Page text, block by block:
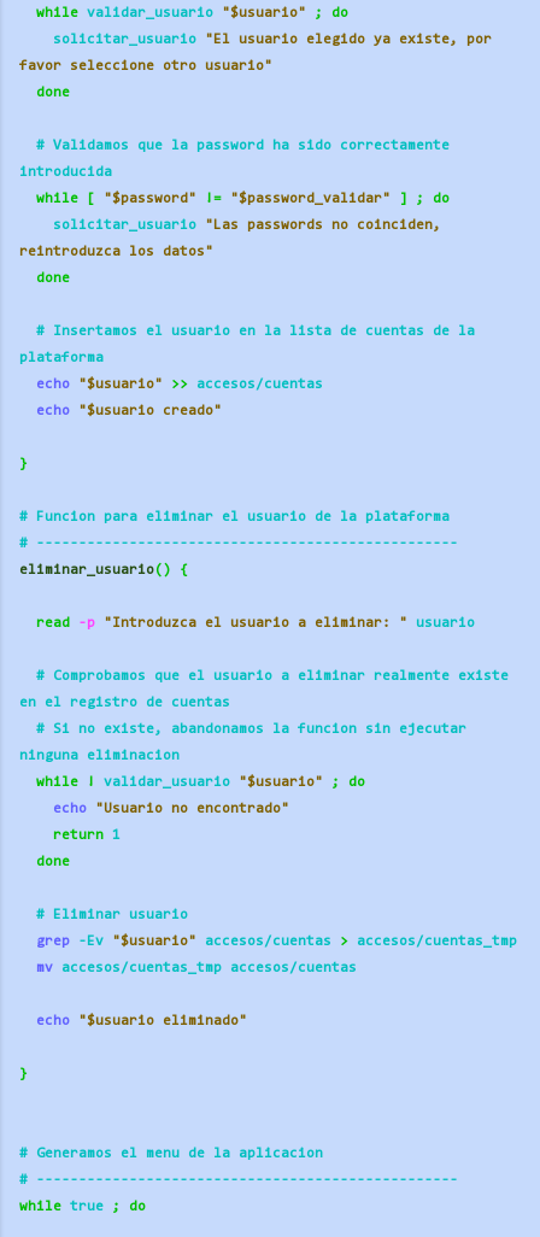
while validar_usuario "$usuario" ;
do
solicitar_usuario "El usuario elegido ya existe, por
favor seleccione otro usuario"
done
# Validamos que la password ha sido correctamente
introducida
while
[ "$password" != "$password_validar" ] ;
do
solicitar_usuario "Las passwords no coinciden,
reintroduzca los datos"
done
# Insertamos el usuario en la lista de cuentas de la
plataforma
echo
"$usuario" >> accesos/cuentas
echo
"$usuario creado"
}
# Funcion para eliminar el usuario de la plataforma
# --------------------------------------------------
eliminar_usuario() {
read -p "Introduzca el usuario a eliminar: " usuario
# Comprobamos que el usuario a eliminar realmente existe
en el registro de cuentas
# Si no existe, abandonamos la funcion sin ejecutar
ninguna eliminacion
while
! validar_usuario "$usuario" ;
do
echo
"Usuario no encontrado"
return 1
done
# Eliminar usuario
grep -Ev "$usuario" accesos/cuentas > accesos/cuentas_tmp
mv accesos/cuentas_tmp accesos/cuentas
echo "$usuario eliminado"
}
# Generamos el menu de la aplicacion
# --------------------------------------------------
while true ; do